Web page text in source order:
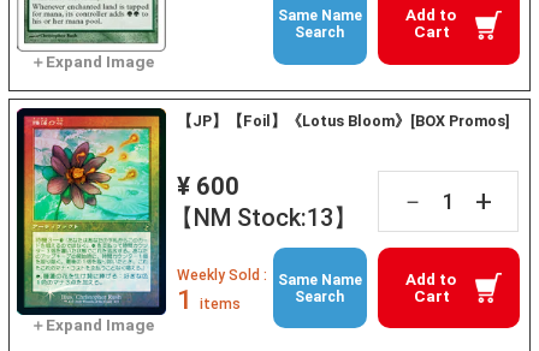
Add to
Cart
Same Name
Search
【JP】【Foil】《Lotus Bloom》[BOX Promos]
¥ 600
【NM Stock:13】
－ +
Add to
Cart
Weekly Sold :
1 items
Same Name
Search